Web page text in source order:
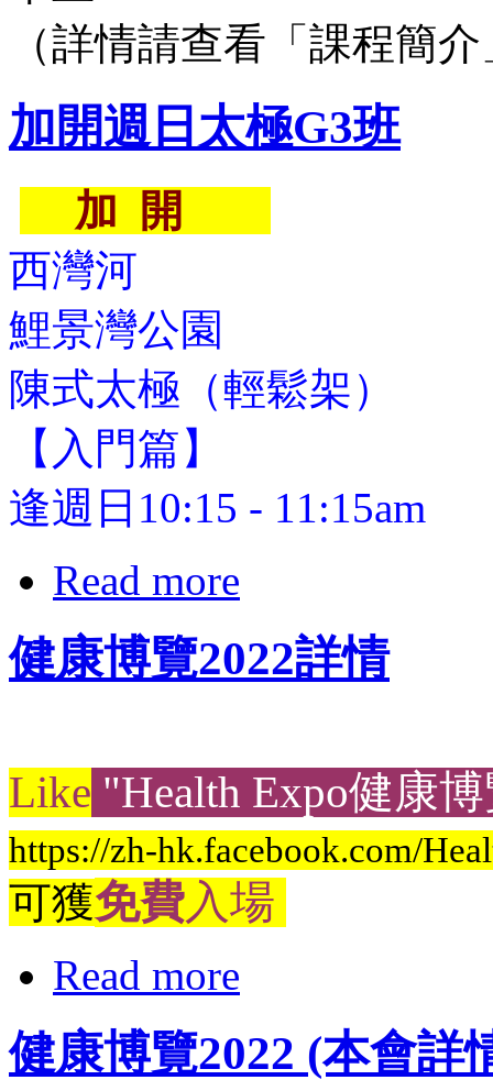
（詳情請查看「課程簡
加開週日太極G3班
加 開
西灣河
鯉景灣公園
陳式太極（輕鬆架）
【入門篇】
逢週日10:15 - 11:15am
Read more
健康博覽2022詳情
Like "Health Expo健康
https://zh-hk.facebook.com/
可獲免費入場
Read more
健康博覽2022 (本會詳